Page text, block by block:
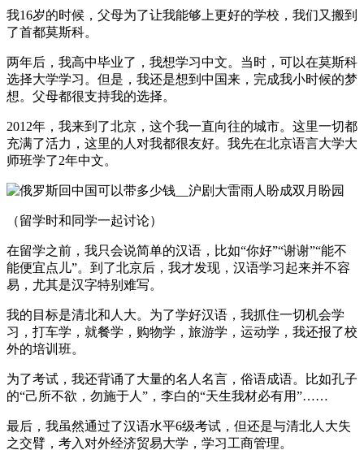
我16岁的时候，父母为了让我能够上更好的学校，我们又搬到
了首都莫斯科。
两年后，我高中毕业了，我想学习中文。当时，可以在莫斯科
选择大学学习。但是，我还是想到中国来，完成我小时候的梦
想。父母都很支持我的选择。
2012年，我来到了北京，这个我一直向往的城市。这里一切都
充满了活力，这里的人对我都很友好。我先在北京语言大学大
师班学了2年中文。
（留学时和同学一起讨论）
在留学之前，我只会说简单的汉语，比如“你好”“谢谢”“能不
能便宜点儿”。到了北京后，我才发现，汉语学习起来并不容
易，尤其是汉字特别难写。
我的目标是清北和人大。为了学好汉语，我抓住一切机会学
习，打车学，就餐学，购物学，旅游学，运动学，我还报了校
外的培训班。
为了考试，我还背诵了大量的名人名言，俗语成语。比如孔子
的“己所不欲，勿施于人”，李白的“天生我材必有用”……
最后，我虽然通过了汉语水平6级考试，但还是与清北人大失
之交臂，考入对外经济贸易大学，学习工商管理。